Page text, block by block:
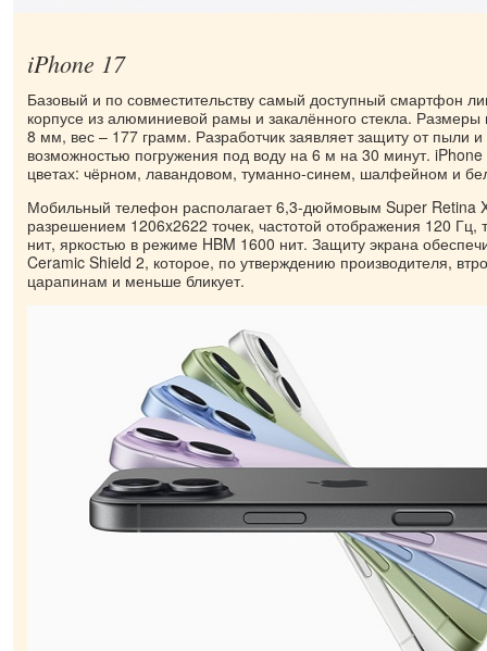
iPhone 17
Базовый и по совместительству самый доступный смартфон
корпусе из алюминиевой рамы и закалённого стекла.
8 мм, вес – 177 грамм. Разработчик заявляет защиту от пыли
возможностью погружения под воду на 6 м на 30 минут. iPhone
цветах: чёрном, лавандовом, туманно-синем, шалфейном и
Мобильный телефон располагает 6,3-дюймовым Super Retina
разрешением 1206x2622 точек, частотой отображения 120 Гц,
нит, яркостью в режиме HBM 1600 нит. Защиту экрана
Ceramic Shield 2, которое, по утверждению производителя,
царапинам и меньше бликует.